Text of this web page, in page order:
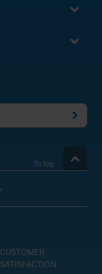
To top
CUSTOMER
SATISFACTION